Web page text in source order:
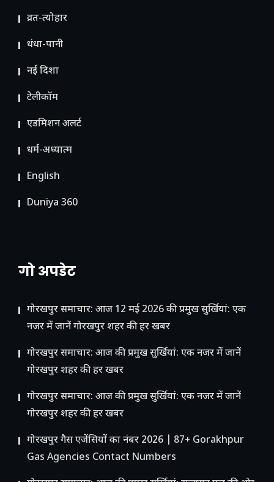
व्रत-त्योहार
धंधा-पानी
नई दिशा
टेलीकॉम
ए​डमिशन अलर्ट
धर्म-अध्यात्म
English
Duniya 360
गो अपडेट
गोरखपुर समाचार: आज 12 मई 2026 की प्रमुख सुर्खियां: एक
नजर में जानें गोरखपुर शहर की हर खबर
गोरखपुर समाचार: आज की प्रमुख सुर्खियां: एक नजर में जानें
गोरखपुर शहर की हर खबर
गोरखपुर समाचार: आज की प्रमुख सुर्खियां: एक नजर में जानें
गोरखपुर शहर की हर खबर
गोरखपुर गैस एजेंसियों का नंबर 2026 | 87+ Gorakhpur
Gas Agencies Contact Numbers